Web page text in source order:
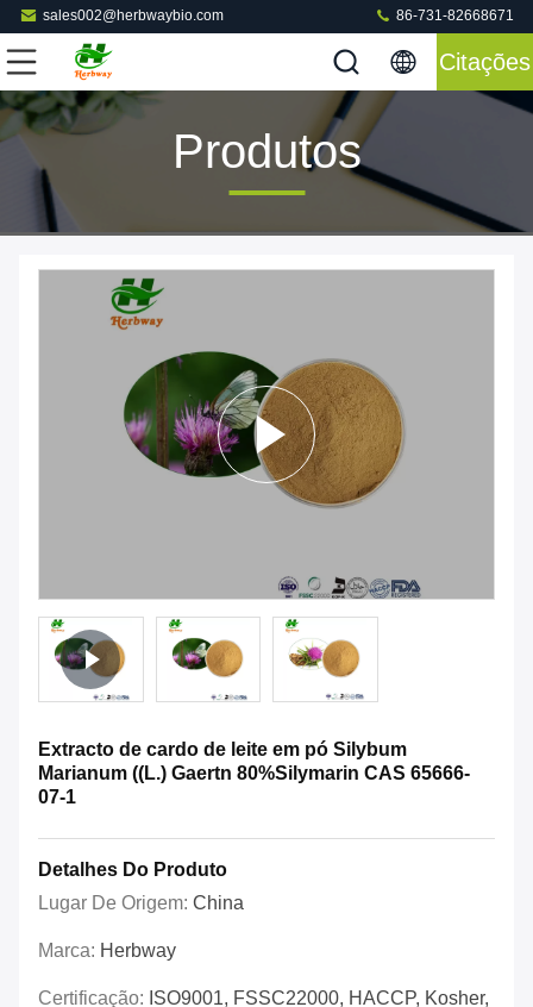
sales002@herbwaybio.com 86-731-82668671
Citações
Produtos
Extracto de cardo de leite em pó Silybum
Marianum ((L.) Gaertn 80%Silymarin CAS 65666-
07-1
Detalhes Do Produto
Lugar De Origem: China
Marca: Herbway
Certificação: ISO9001, FSSC22000, HACCP, Kosher,